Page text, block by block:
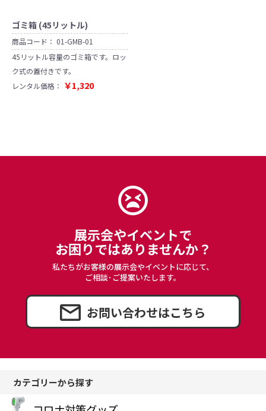
ゴミ箱 (45リットル)
商品コード： 01-GMB-01
45リットル容量のゴミ箱です。ロッ
ク式の蓋付きです。
レンタル価格： ￥1,320
展示会やイベントで
お困りではありませんか？
私たちがお客様の展示会やイベントに応じて、
ご相談･ご提案いたします。
お問い合わせはこちら
カテゴリーから探す